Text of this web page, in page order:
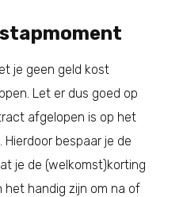
je geen geld kost
Let er dus goed op
afgelopen is op het
bespaar je de
je de (welkomst)korting
het handig zijn om na of